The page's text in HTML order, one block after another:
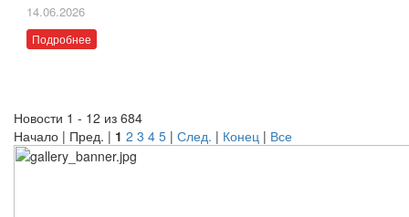
14.06.2026
Подробнее
Новости 1 - 12 из 684
Начало | Пред. | 1 2 3 4 5 | След. | Конец | Все